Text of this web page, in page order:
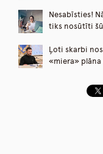
Nesabīsties!
tiks nosūtīti
Ļoti skarbi
«miera» plāna